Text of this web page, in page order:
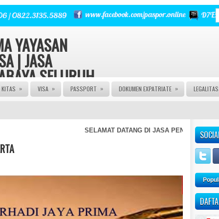
YAYASAN
| JASA
SELURUH
Izin PT CV FIRMA
| JASA PASPOR RUSAK |
PASPOR | JASA PEMBUATAN
KITAS » VISA » PASSPORT » DOKUMEN EXPATRIATE »
SELAMAT DATANG DI JASA PENGURUSAN